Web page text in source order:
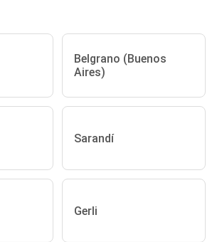
Belgrano (Buenos
Aires)
Sarandí
Gerli